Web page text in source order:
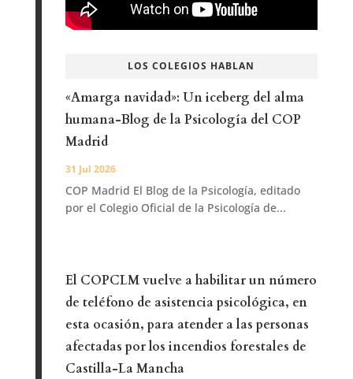
LOS COLEGIOS HABLAN
«Amarga navidad»: Un iceberg del alma
humana-Blog de la Psicología del COP
Madrid
31 Jul 2026
COP Madrid El Blog de la Psicología, editado
por el Colegio Oficial de la Psicología de...
El COPCLM vuelve a habilitar un número
de teléfono de asistencia psicológica, en
esta ocasión, para atender a las personas
afectadas por los incendios forestales de
Castilla-La Mancha